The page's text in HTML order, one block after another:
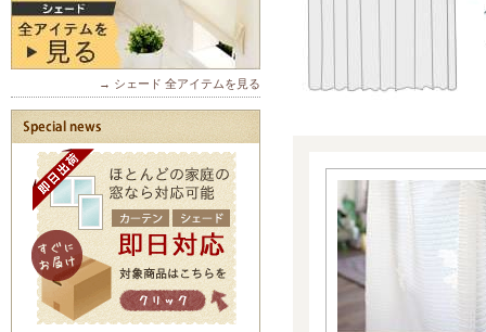
→ シェード 全アイテムを見る